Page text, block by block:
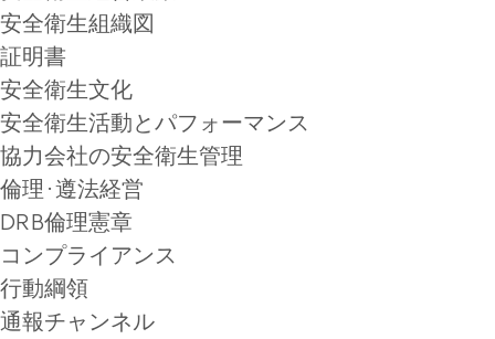
安全衛生組織図
証明書
安全衛生文化
安全衛生活動とパフォーマンス
協力会社の安全衛生管理
倫理·遵法経営
DRB倫理憲章
コンプライアンス
行動綱領
通報チャンネル